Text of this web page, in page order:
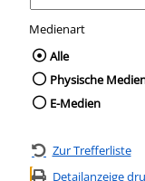
Medienart
Wählen Sie
Alle
Physische
E-Medien
Zur Trefferliste
Detailanzeige